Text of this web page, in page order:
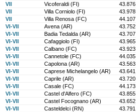
VII
Vicoferaldi (FI) 43.876
VII
Villa Corniolo (FI) 43.978
VII
Villa Renosa (FC) 44.107
VI-VII
Avena (AR) 43.752
VI-VII
Badia Tedalda (AR) 43.707
VI-VII
Cafaggiolo (FI) 43.965
VI-VII
Calbano (FC) 43.923
VI-VII
Cannetole (FC) 44.035
VI-VII
Capolona (AR) 43.563
VI-VII
Caprese Michelangelo (AR) 43.641
VI-VII
Caprile (AR) 43.720
VI-VII
Casale (FC) 44.173
VI-VII
Castel d'Alfero (FC) 43.855
VI-VII
Castel Focognano (AR) 43.652
VI-VII
Casteldelci (RN) 43.791